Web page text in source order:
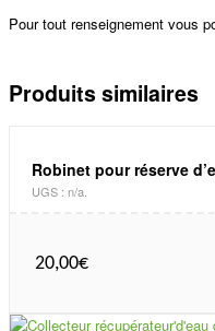
Pour tout renseignement vous
Produits similaires
Robinet pour réserve
UGS : n/a
20,00€